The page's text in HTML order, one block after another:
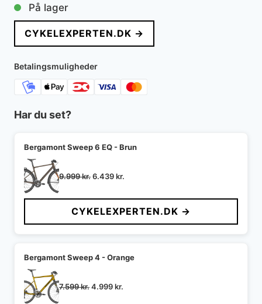
pris
var:
8.499 kr..
pris
er:
På lager
CYKELEXPERTEN.DK →
Betalingsmuligheder
Har du set?
Bergamont Sweep 6 EQ - Brun
9.999kr.Den
pris
var:
9.999 kr..
6.439kr.
pris
er:
6.439 kr..
CYKELEXPERTEN.DK →
Bergamont Sweep 4 - Orange
7.599kr.Den
4.999kr.